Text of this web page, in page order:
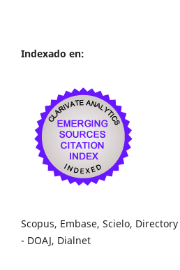
Indexado en:
Scopus, Embase, Scielo,
- DOAJ, Dialnet